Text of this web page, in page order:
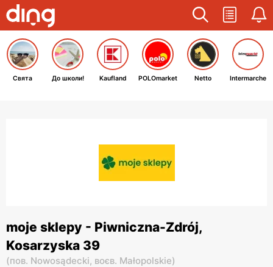
Свята До школи! Kaufland POLOmarket Netto Intermarche
moje sklepy - Piwniczna-Zdrój,
Kosarzyska 39
(пов. Nowosądecki, воєв. Małopolskie)